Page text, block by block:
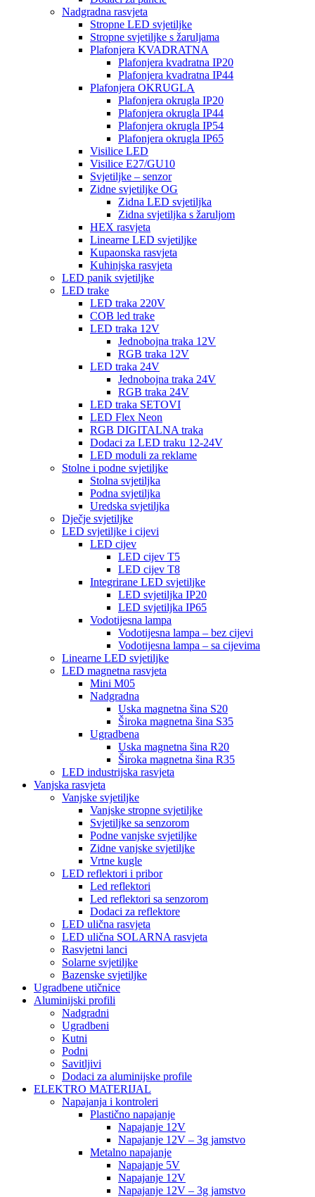
Nadgradna rasvjeta
Stropne LED svjetiljke
Stropne svjetiljke s žaruljama
Plafonjera KVADRATNA
Plafonjera kvadratna IP20
Plafonjera kvadratna IP44
Plafonjera OKRUGLA
Plafonjera okrugla IP20
Plafonjera okrugla IP44
Plafonjera okrugla IP54
Plafonjera okrugla IP65
Visilice LED
Visilice E27/GU10
Svjetiljke – senzor
Zidne svjetiljke OG
Zidna LED svjetiljka
Zidna svjetiljka s žaruljom
HEX rasvjeta
Linearne LED svjetiljke
Kupaonska rasvjeta
Kuhinjska rasvjeta
LED panik svjetiljke
LED trake
LED traka 220V
COB led trake
LED traka 12V
Jednobojna traka 12V
RGB traka 12V
LED traka 24V
Jednobojna traka 24V
RGB traka 24V
LED traka SETOVI
LED Flex Neon
RGB DIGITALNA traka
Dodaci za LED traku 12-24V
LED moduli za reklame
Stolne i podne svjetiljke
Stolna svjetiljka
Podna svjetiljka
Uredska svjetiljka
Dječje svjetiljke
LED svjetiljke i cijevi
LED cijev
LED cijev T5
LED cijev T8
Integrirane LED svjetiljke
LED svjetiljka IP20
LED svjetiljka IP65
Vodotijesna lampa
Vodotijesna lampa – bez cijevi
Vodotijesna lampa – sa cijevima
Linearne LED svjetiljke
LED magnetna rasvjeta
Mini M05
Nadgradna
Uska magnetna šina S20
Široka magnetna šina S35
Ugradbena
Uska magnetna šina R20
Široka magnetna šina R35
LED industrijska rasvjeta
Vanjska rasvjeta
Vanjske svjetiljke
Vanjske stropne svjetiljke
Svjetiljke sa senzorom
Podne vanjske svjetiljke
Zidne vanjske svjetiljke
Vrtne kugle
LED reflektori i pribor
Led reflektori
Led reflektori sa senzorom
Dodaci za reflektore
LED ulična rasvjeta
LED ulična SOLARNA rasvjeta
Rasvjetni lanci
Solarne svjetiljke
Bazenske svjetiljke
Ugradbene utičnice
Aluminijski profili
Nadgradni
Ugradbeni
Kutni
Podni
Savitljivi
Dodaci za aluminijske profile
ELEKTRO MATERIJAL
Napajanja i kontroleri
Plastično napajanje
Napajanje 12V
Napajanje 12V – 3g jamstvo
Metalno napajanje
Napajanje 5V
Napajanje 12V
Napajanje 12V – 3g jamstvo